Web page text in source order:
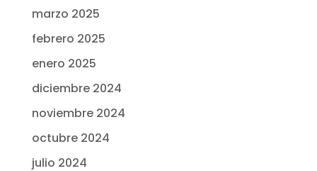
marzo 2025
febrero 2025
enero 2025
diciembre 2024
noviembre 2024
octubre 2024
julio 2024